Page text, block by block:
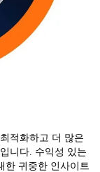
적화하고 더 많은
니다. 수익성 있는
한 귀중한 인사이트